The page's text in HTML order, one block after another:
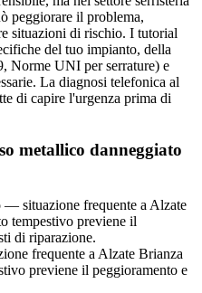
peggiorare il problema,
situazioni di rischio. I tutorial
del tuo impianto, della
Norme UNI per serrature) e
La diagnosi telefonica al
di capire l'urgenza prima di
metallico danneggiato
— situazione frequente a Alzate
tempestivo previene il
di riparazione.
frequente a Alzate Brianza
previene il peggioramento e